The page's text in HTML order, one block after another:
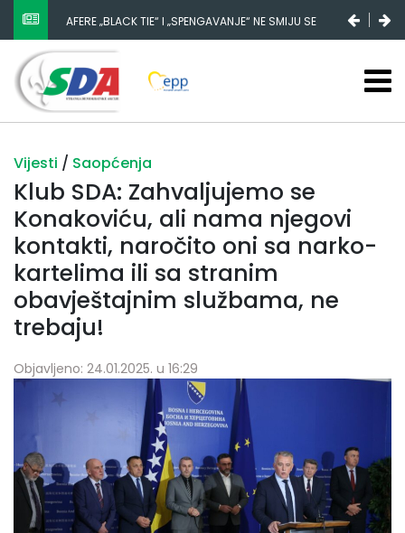
AFERE „BLACK TIE“ I „SPENGAVANJE“ NE SMIJU SE
ZATAŠKATI
Vijesti / Saopćenja
Klub SDA: Zahvaljujemo se
Konakoviću, ali nama njegovi
kontakti, naročito oni sa narko-
kartelima ili sa stranim
obavještajnim službama, ne
trebaju!
Objavljeno: 24.01.2025. u 16:29